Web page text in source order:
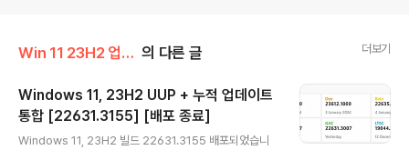
Win 11 23H2 업데이트 통합판 의 다른 글 더보기
Windows 11, 23H2 UUP + 누적 업데이트
통합 [22631.3155] [배포 종료]
Windows 11, 23H2 빌드 22631.3155 배포되었습니